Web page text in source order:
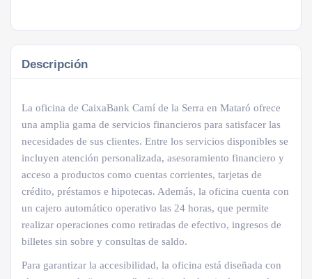
Descripción
La oficina de CaixaBank Camí de la Serra en Mataró ofrece
una amplia gama de servicios financieros para satisfacer las
necesidades de sus clientes. Entre los servicios disponibles se
incluyen atención personalizada, asesoramiento financiero y
acceso a productos como cuentas corrientes, tarjetas de
crédito, préstamos e hipotecas. Además, la oficina cuenta con
un cajero automático operativo las 24 horas, que permite
realizar operaciones como retiradas de efectivo, ingresos de
billetes sin sobre y consultas de saldo.
Para garantizar la accesibilidad, la oficina está diseñada con